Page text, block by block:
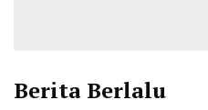
Berita Berlalu